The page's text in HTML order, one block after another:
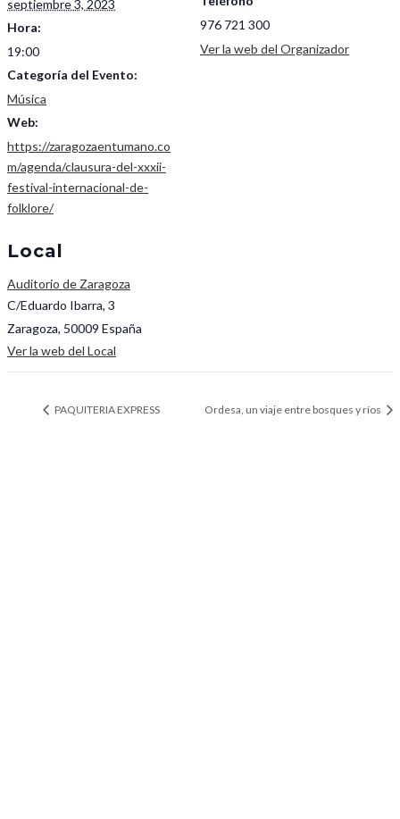
septiembre 3, 2023
Hora:
19:00
Categoría del Evento:
Música
Web:
https://zaragozaentumano.co
m/agenda/clausura-del-xxxii-
festival-internacional-de-
folklore/
Local
Auditorio de Zaragoza
C/Eduardo Ibarra, 3
Zaragoza, 50009 España
Ver la web del Local
976 721 300
Ver la web del Organizador
PAQUITERIA EXPRESS Ordesa, un viaje entre bosques y ríos